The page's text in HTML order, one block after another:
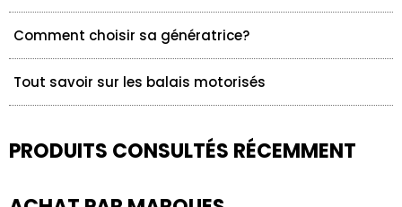
Comment choisir sa génératrice?
Tout savoir sur les balais motorisés
PRODUITS CONSULTÉS RÉCEMMENT